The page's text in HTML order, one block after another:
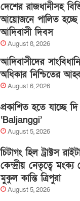
দেশের রাজধানীসহ
আয়োজনে পালিত হচ্ছে
আদিবাসী দিবস
August 8, 2026
আদিবাসীদের
অধিকার নিশ্চিতের
August 6, 2026
প্রকাশিত হতে যাচ্ছে
‘Baljanggi’
August 5, 2026
চিটাগং হিল ট্রাক্টস
কেন্দ্রীয় নেতৃত্বে
মুকুল কান্তি ত্রিপুরা
August 5, 2026